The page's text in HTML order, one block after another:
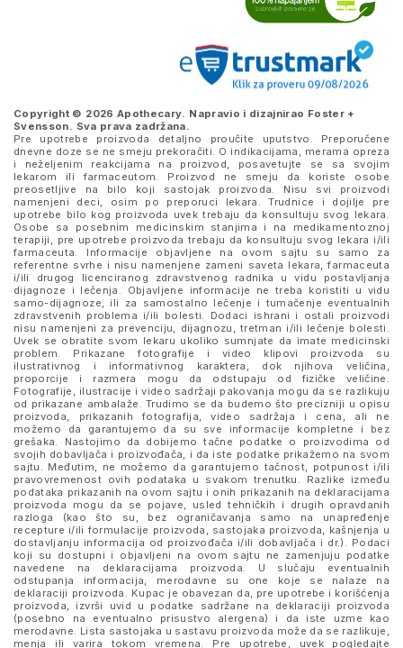
Copyright © 2026 Apothecary. Napravio i dizajnirao Foster +
Svensson. Sva prava zadržana.
Pre upotrebe proizvoda detaljno proučite uputstvo. Preporučene
dnevne doze se ne smeju prekoračiti. O indikacijama, merama opreza
i neželjenim reakcijama na proizvod, posavetujte se sa svojim
lekarom ili farmaceutom. Proizvod ne smeju da koriste osobe
preosetljive na bilo koji sastojak proizvoda. Nisu svi proizvodi
namenjeni deci, osim po preporuci lekara. Trudnice i dojilje pre
upotrebe bilo kog proizvoda uvek trebaju da konsultuju svog lekara.
Osobe sa posebnim medicinskim stanjima i na medikamentoznoj
terapiji, pre upotrebe proizvoda trebaju da konsultuju svog lekara i/ili
farmaceuta. Informacije objavljene na ovom sajtu su samo za
referentne svrhe i nisu namenjene zameni saveta lekara, farmaceuta
i/ili drugog licenciranog zdravstvenog radnika u vidu postavljanja
dijagnoze i lečenja. Objavljene informacije ne treba koristiti u vidu
samo-dijagnoze, ili za samostalno lečenje i tumačenje eventualnih
zdravstvenih problema i/ili bolesti. Dodaci ishrani i ostali proizvodi
nisu namenjeni za prevenciju, dijagnozu, tretman i/ili lečenje bolesti.
Uvek se obratite svom lekaru ukoliko sumnjate da imate medicinski
problem. Prikazane fotografije i video klipovi proizvoda su
ilustrativnog i informativnog karaktera, dok njihova veličina,
proporcije i razmera mogu da odstupaju od fizičke veličine.
Fotografije, ilustracije i video sadržaji pakovanja mogu da se razlikuju
od prikazane ambalaže. Trudimo se da budemo što precizniji u opisu
proizvoda, prikazanih fotografija, video sadržaja i cena, ali ne
možemo da garantujemo da su sve informacije kompletne i bez
grešaka. Nastojimo da dobijemo tačne podatke o proizvodima od
svojih dobavljača i proizvođača, i da iste podatke prikažemo na svom
sajtu. Međutim, ne možemo da garantujemo tačnost, potpunost i/ili
pravovremenost ovih podataka u svakom trenutku. Razlike između
podataka prikazanih na ovom sajtu i onih prikazanih na deklaracijama
proizvoda mogu da se pojave, usled tehničkih i drugih opravdanih
razloga (kao što su, bez ograničavanja samo na unapređenje
recepture i/ili formulacije proizvoda, sastojaka proizvoda, kašnjenja u
dostavljanju informacija od proizvođača i/ili dobavljača i dr.). Podaci
koji su dostupni i objavljeni na ovom sajtu ne zamenjuju podatke
navedene na deklaracijama proizvoda. U slučaju eventualnih
odstupanja informacija, merodavne su one koje se nalaze na
deklaraciji proizvoda. Kupac je obavezan da, pre upotrebe i korišćenja
proizvoda, izvrši uvid u podatke sadržane na deklaraciji proizvoda
(posebno na eventualno prisustvo alergena) i da iste uzme kao
merodavne. Lista sastojaka u sastavu proizvoda može da se razlikuje,
menja ili varira tokom vremena. Pre upotrebe, uvek pogledajte